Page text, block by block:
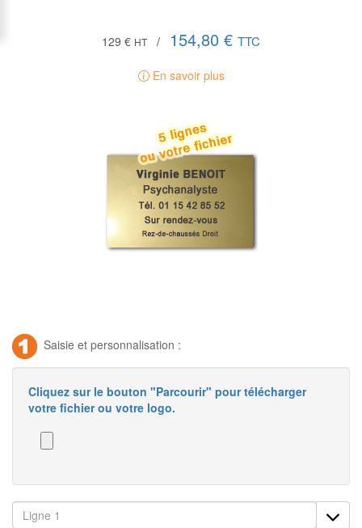
129 € HT / 154,80 € TTC
En savoir plus
Saisie et personnalisation :
Cliquez sur le bouton "Parcourir" pour télécharger
votre fichier ou votre logo.